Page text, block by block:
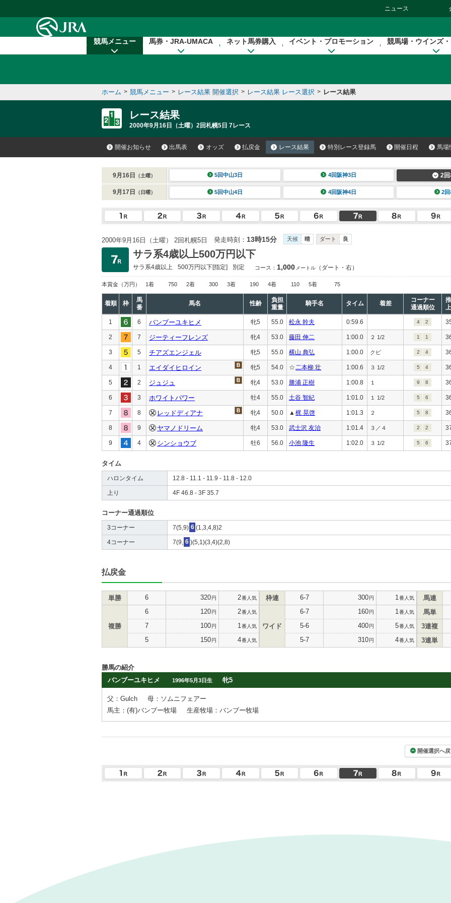
ニュース
競馬メニュー 馬券・JRA-UMACA ネット馬券購入 イベント・プロモーション 競馬場・ウインズ
ホーム > 競馬メニュー > レース結果 開催選択 > レース結果 レース選択 > レース結果
レース結果
2000年9月16日（土曜）2回札幌5日 7レース
開催お知らせ 出馬表 オッズ 払戻金 レース結果 特別レース登録馬 開催日程 馬場
9月16日 （土曜） 5回中山3日 4回阪神3日 2回
9月17日 （日曜） 5回中山4日 4回阪神4日 2回
2000年9月16日（土曜） 2回札幌5日 発走時刻： 13時15分 天候 晴 ダート 良
サラ系4歳以上500万円以下
サラ系4歳以上 500万円以下[指定] 別定 コース： 1,000 メートル （ダート・右）
本賞金 （万円） 1着 750 2着 300 3着 190 4着 110 5着 75
着順 枠
馬
番
馬名 性齢
負担
重量
騎手名 タイム 着差
コーナー
通過順位
1 6 バンブーユキヒメ 牝5 55.0 松永 幹夫 0:59.6 4 2
2 7 ジーティーフレンズ 牝4 53.0 藤田 伸二 1:00.0 ２ 1/2 1 1
3 5 チアズエンジェル 牝5 55.0 横山 典弘 1:00.0 クビ 2 4
4 1 エイダイヒロイン 牝5 54.0 ☆二本柳 壮 1:00.6 ３ 1/2 5 4
5 2 ジュジュ 牝4 53.0 勝浦 正樹 1:00.8 １ 9 8
6 3 ホワイトパワー 牡4 55.0 土谷 智紀 1:01.0 １ 1/2 5 6
7 8 レッドディアナ 牝4 50.0 ▲ 梶 晃啓 1:01.3 ２ 5 8
8 9 ヤマノドリーム 牝4 53.0 武士沢 友治 1:01.4 ３／４ 2 2
9 4 シンショウブ 牡6 56.0 小池 隆生 1:02.0 ３ 1/2 5 6
タイム
ハロンタイム 12.8 - 11.1 - 11.9 - 11.8 - 12.0
上り 4F 46.8 - 3F 35.7
コーナー通過順位
3コーナー 7(5,9) 6 (1,3,4,8)2
4コーナー 7(9, 6 )(5,1)(3,4)(2,8)
払戻金
単勝 6 320円 2番人気
複勝
6 120円 2番人気
7 100円 1 番人気
5 150円 4番人気
枠連 6-7 300円 1 番人気
ワイド
6-7 160円 1 番人気
5-6 400円 5番人気
5-7 310円 4番人気
馬連
馬単
3連複
3連単
勝馬の紹介
バンブーユキヒメ
1996年5月3日生 牝5
父：Gulch
母：ソムニフェアー
馬主：(有)バンブー牧場
生産牧場：バンブー牧場
開催選択へ